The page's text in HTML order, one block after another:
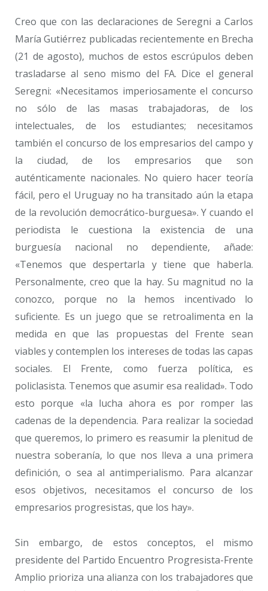
Creo que con las declaraciones de Seregni a Carlos
María Gutiérrez publicadas recientemente en Brecha
(21 de agosto), muchos de estos escrúpulos deben
trasladarse al seno mismo del FA. Dice el general
Seregni: «Necesitamos imperiosamente el concurso
no sólo de las masas trabajadoras, de los
intelectuales, de los estudiantes; necesitamos
también el concurso de los empresarios del campo y
la ciudad, de los empresarios que son
auténticamente nacionales. No quiero hacer teoría
fácil, pero el Uruguay no ha transitado aún la etapa
de la revolución democrático-burguesa». Y cuando el
periodista le cuestiona la existencia de una
burguesía nacional no dependiente, añade:
«Tenemos que despertarla y tiene que haberla.
Personalmente, creo que la hay. Su magnitud no la
conozco, porque no la hemos incentivado lo
suficiente. Es un juego que se retroalimenta en la
medida en que las propuestas del Frente sean
viables y contemplen los intereses de todas las capas
sociales. El Frente, como fuerza política, es
policlasista. Tenemos que asumir esa realidad». Todo
esto porque «la lucha ahora es por romper las
cadenas de la dependencia. Para realizar la sociedad
que queremos, lo primero es reasumir la plenitud de
nuestra soberanía, lo que nos lleva a una primera
definición, o sea al antimperialismo. Para alcanzar
esos objetivos, necesitamos el concurso de los
empresarios progresistas, que los hay».
Sin embargo, de estos conceptos, el mismo
presidente del Partido Encuentro Progresista-Frente
Amplio prioriza una alianza con los trabajadores que